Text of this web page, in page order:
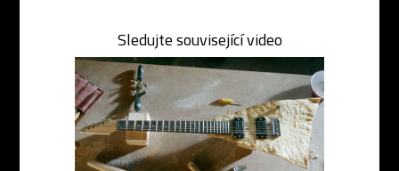
Sledujte související video